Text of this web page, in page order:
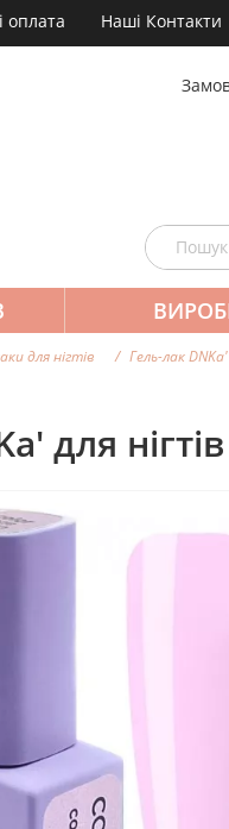
оплата Наші Контакти
для нігтів Гель-лак
для